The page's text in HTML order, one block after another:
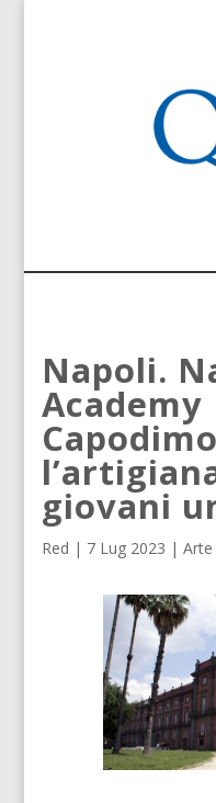
Napoli.
Academy
giovani
Red | 7 Lug 2023 |Arte